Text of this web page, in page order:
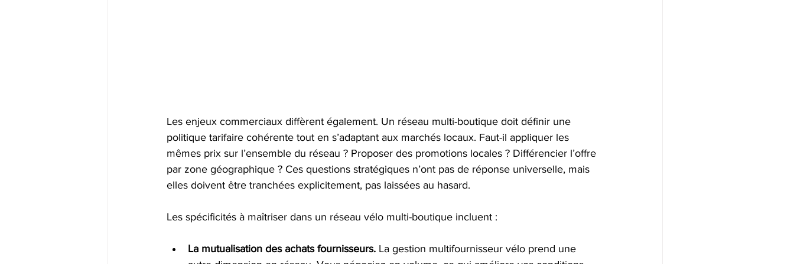
Les enjeux commerciaux diffèrent également. Un réseau multi-boutique doit définir une
politique tarifaire cohérente tout en s’adaptant aux marchés locaux. Faut-il appliquer les
mêmes prix sur l’ensemble du réseau ? Proposer des promotions locales ? Différencier l’offre
par zone géographique ? Ces questions stratégiques n’ont pas de réponse universelle, mais
elles doivent être tranchées explicitement, pas laissées au hasard.
Les spécificités à maîtriser dans un réseau vélo multi-boutique incluent :
La mutualisation des achats fournisseurs. La gestion multifournisseur vélo prend une